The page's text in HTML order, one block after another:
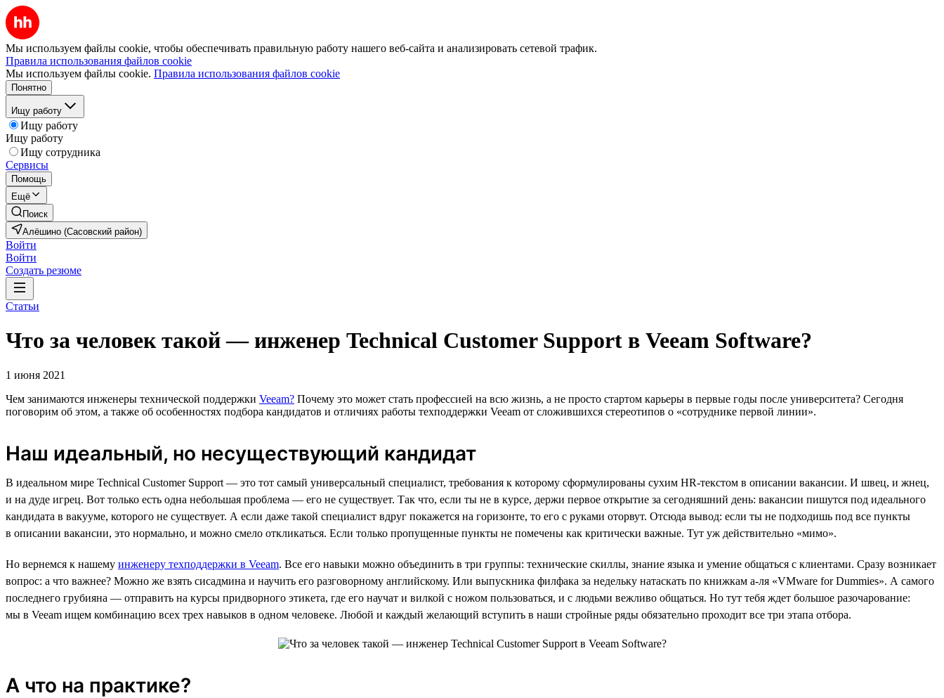
Мы используем файлы cookie, чтобы обеспечивать правильную работу нашего веб-сайта и анализировать сетевой трафик.
Правила использования файлов cookie
Мы используем файлы cookie. Правила использования файлов cookie
Понятно
Ищу работу
Ищу работу
Ищу работу
Ищу сотрудника
Сервисы
Помощь
Ещё
Поиск
Алёшино (Сасовский район)
Войти
Войти
Создать резюме
Статьи
Что за человек такой — инженер Technical Customer Support в Veeam Software?
1 июня 2021
Чем занимаются инженеры технической поддержки Veeam? Почему это может стать профессией на всю жизнь, а не просто стартом карьеры в первые годы после университета? Сегодня
поговорим об этом, а также об особенностях подбора кандидатов и отличиях работы техподдержки Veeam от сложившихся стереотипов о «сотруднике первой линии».
Наш идеальный, но несуществующий кандидат
В идеальном мире Technical Customer Support — это тот самый универсальный специалист, требования к которому сформулированы сухим HR-текстом в описании вакансии. И швец, и жнец,
и на дуде игрец. Вот только есть одна небольшая проблема — его не существует. Так что, если ты не в курсе, держи первое открытие за сегодняшний день: вакансии пишутся под идеального
кандидата в вакууме, которого не существует. А если даже такой специалист вдруг покажется на горизонте, то его с руками оторвут. Отсюда вывод: если ты не подходишь под все пункты
в описании вакансии, это нормально, и можно смело откликаться. Если только пропущенные пункты не помечены как критически важные. Тут уж действительно «мимо».
Но вернемся к нашему инженеру техподдержки в Veeam. Все его навыки можно объединить в три группы: технические скиллы, знание языка и умение общаться с клиентами. Сразу возникает
вопрос: а что важнее? Можно же взять сисадмина и научить его разговорному английскому. Или выпускника филфака за недельку натаскать по книжкам а-ля «VMware for Dummies». А самого
последнего грубияна — отправить на курсы придворного этикета, где его научат и вилкой с ножом пользоваться, и с людьми вежливо общаться. Но тут тебя ждет большое разочарование:
мы в Veeam ищем комбинацию всех трех навыков в одном человеке. Любой и каждый желающий вступить в наши стройные ряды обязательно проходит все три этапа отбора.
А что на практике?